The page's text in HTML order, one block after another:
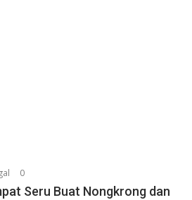
0
Seru Buat Nongkrong dan